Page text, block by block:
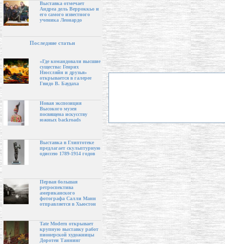
Выставка отмечает
Андреа дель Верроккьо и
его самого известного
ученика Леонардо
Последние статьи
«Где командовали высшие
существа: Генрих
Нюссляйн и друзья»
открывается в галерее
Гвидо В. Баудаха
Новая экспозиция
Высокого музея
посвящена искусству
южных backroads
Выставка в Глиптотеке
предлагает скульптурную
одиссею 1789-1914 годов
Первая большая
ретроспектива
американского
фотографа Салли Манн
отправляется в Хьюстон
Tate Modern открывает
крупную выставку работ
пионерской художницы
Доротеи Таннинг